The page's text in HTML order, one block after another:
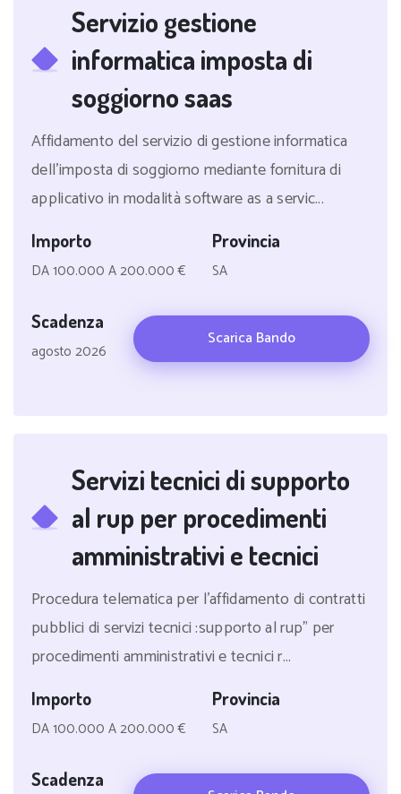
Servizio gestione
informatica imposta di
soggiorno saas
Affidamento del servizio di gestione informatica
dell'imposta di soggiorno mediante fornitura di
applicativo in modalità software as a servic...
Importo
DA 100.000 A 200.000 €
Provincia
SA
Scadenza
agosto 2026
Scarica Bando
Servizi tecnici di supporto
al rup per procedimenti
amministrativi e tecnici
Procedura telematica per l'affidamento di contratti
pubblici di servizi tecnici :supporto al rup" per
procedimenti amministrativi e tecnici r...
Importo
DA 100.000 A 200.000 €
Provincia
SA
Scadenza